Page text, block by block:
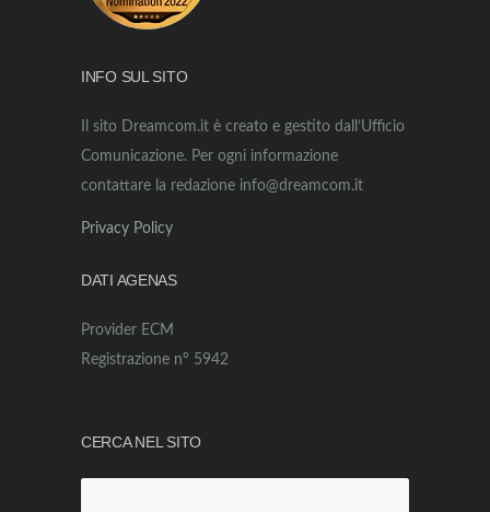
INFO SUL SITO
Il sito Dreamcom.it è creato e gestito dall’Ufficio
Comunicazione. Per ogni informazione
contattare la redazione info@dreamcom.it
Privacy Policy
DATI AGENAS
Provider ECM
Registrazione n° 5942
CERCA NEL SITO